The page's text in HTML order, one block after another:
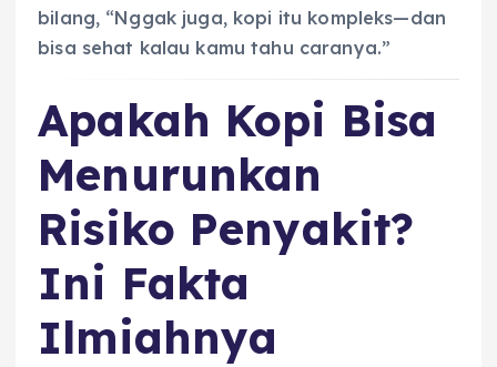
bilang, “Nggak juga, kopi itu kompleks—dan
bisa sehat kalau kamu tahu caranya.”
Apakah Kopi Bisa
Menurunkan
Risiko Penyakit?
Ini Fakta
Ilmiahnya